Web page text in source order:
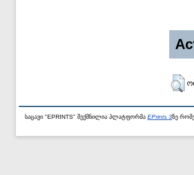
საცავი "EPRINTS" შექმნილია პლატფორმა EPrints 3ზე